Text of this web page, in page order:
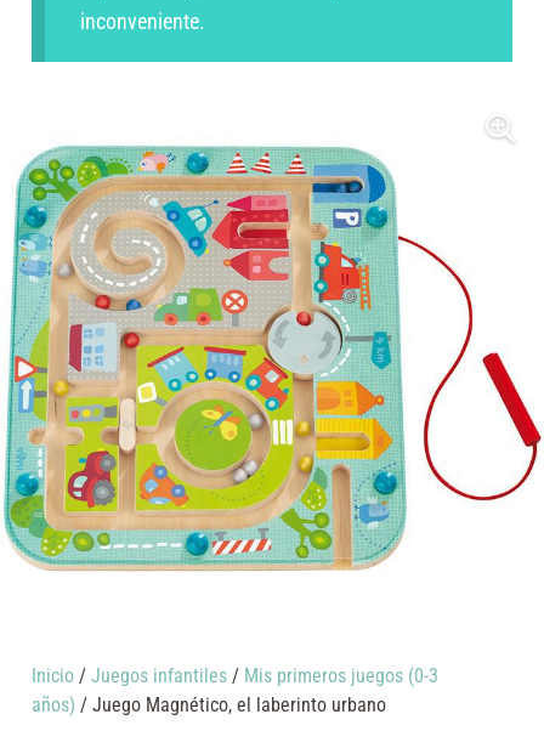
inconveniente.
Inicio /Juegos infantiles / Mis primeros juegos (0-3
años) / Juego Magnético, el laberinto urbano